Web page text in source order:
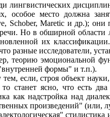
лингвистических
особое место должна
Schober, Maretic и др.);
Но в обширной области
их
разные исследователи,
теорию эмоциональной
формы" и т.п.).
если, строя объект
станет ясно, что есть
как надстройка над
произведений" (или,